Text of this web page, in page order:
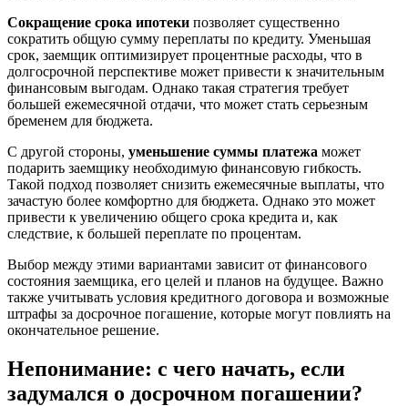
Сокращение срока ипотеки позволяет существенно
сократить общую сумму переплаты по кредиту. Уменьшая
срок, заемщик оптимизирует процентные расходы, что в
долгосрочной перспективе может привести к значительным
финансовым выгодам. Однако такая стратегия требует
большей ежемесячной отдачи, что может стать серьезным
бременем для бюджета.
С другой стороны, уменьшение суммы платежа может
подарить заемщику необходимую финансовую гибкость.
Такой подход позволяет снизить ежемесячные выплаты, что
зачастую более комфортно для бюджета. Однако это может
привести к увеличению общего срока кредита и, как
следствие, к большей переплате по процентам.
Выбор между этими вариантами зависит от финансового
состояния заемщика, его целей и планов на будущее. Важно
также учитывать условия кредитного договора и возможные
штрафы за досрочное погашение, которые могут повлиять на
окончательное решение.
Непонимание: с чего начать, если
задумался о досрочном погашении?